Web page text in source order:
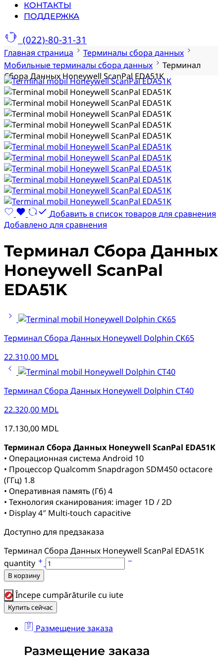
КОНТАКТЫ
ПОДДЕРЖКА
(022)-80-31-31
Главная страница
Терминалы сбора данных
Мобильные терминалы сбора данных
Терминал
Сбора Данных Honeywell ScanPal EDA51K
Добавить в список товаров для сравнения
Добавлено для сравнения
Терминал Сбора Данных
Honeywell ScanPal
EDA51K
Терминал Сбора Данных Honeywell Dolphin CK65
22.310,00 MDL
Терминал Сбора Данных Honeywell Dolphin CT40
22.320,00 MDL
17.130,00 MDL
Терминал Сбора Данных Honeywell ScanPal EDA51K
• Операционная система Android 10
• Процессор Qualcomm Snapdragon SDM450 octacore
(ГГц) 1.8
• Оперативная память (Гб) 4
• Технология сканирования: imager 1D / 2D
• Display 4″ Multi-touch capacitive
Доступно для предзаказа
Терминал Сбора Данных Honeywell ScanPal EDA51K
quantity
В корзину
Începe cumpărăturile cu iute
Купить сейчас
Размещение заказа
Размещение заказа